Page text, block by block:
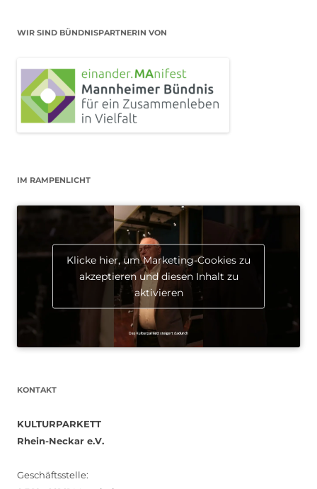
WIR SIND BÜNDNISPARTNERIN VON
IM RAMPENLICHT
Klicke hier, um Marketing-Cookies zu
akzeptieren und diesen Inhalt zu
aktivieren
KONTAKT
KULTURPARKETT
Rhein-Neckar e.V.
Geschäftsstelle: